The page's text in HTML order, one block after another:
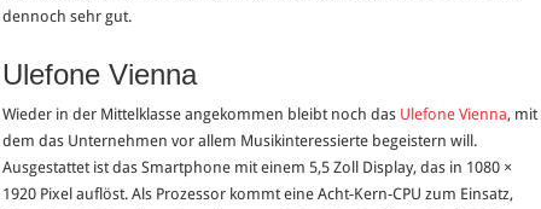
dennoch sehr gut.
Ulefone Vienna
Wieder in der Mittelklasse angekommen bleibt noch das Ulefone Vienna, mit
dem das Unternehmen vor allem Musikinteressierte begeistern will.
Ausgestattet ist das Smartphone mit einem 5,5 Zoll Display, das in 1080 ×
1920 Pixel auflöst. Als Prozessor kommt eine Acht-Kern-CPU zum Einsatz,